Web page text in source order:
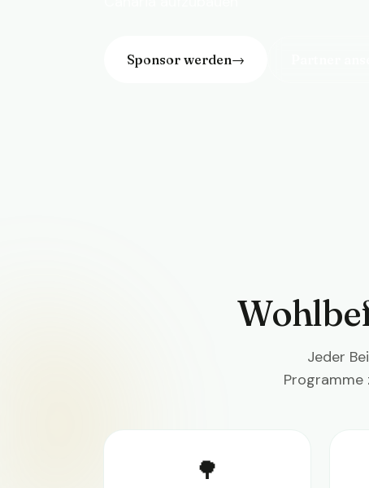
Sponsor werden→
Jeder
Programme
🌳